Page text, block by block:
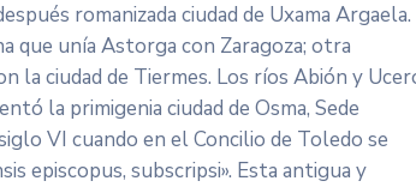
romanizada ciudad de Uxama Argaela.
que unía Astorga con Zaragoza; otra
la ciudad de Tiermes. Los ríos Abión y
la primigenia ciudad de Osma, Sede
VI cuando en el Concilio de Toledo se
episcopus, subscripsi». Esta antigua y